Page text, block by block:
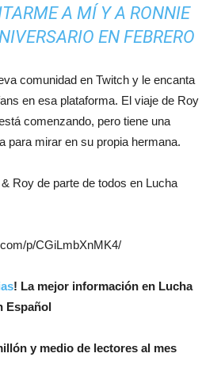
A MÍ Y A RONNIE
EN FEBRERO
comunidad en Twitch y le encanta
en esa plataforma. El viaje de Roy
comenzando, pero tiene una
para mirar en su propia hermana.
Roy de parte de todos en Lucha
p/CGiLmbXnMK4/
! La mejor información en Lucha
Español
y medio de lectores al mes